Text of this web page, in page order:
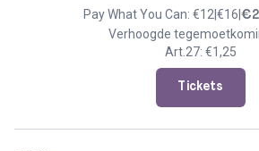
Pay What You Can:€12|€16|
Verhoogde
Art.27: €1,25
Tickets